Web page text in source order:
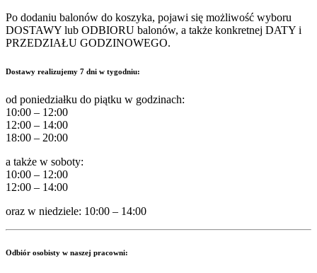
Po dodaniu balonów do koszyka, pojawi się możliwość wyboru
DOSTAWY lub ODBIORU balonów, a także konkretnej DATY i
PRZEDZIAŁU GODZINOWEGO.
Dostawy realizujemy 7 dni w tygodniu:
od poniedziałku do piątku w godzinach:
10:00 – 12:00
12:00 – 14:00
18:00 – 20:00
a także w soboty:
10:00 – 12:00
12:00 – 14:00
oraz w niedziele: 10:00 – 14:00
Odbiór osobisty w naszej pracowni: